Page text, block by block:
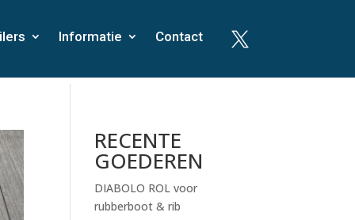
Informatie Contact 
RECENTE
GOEDEREN
DIABOLO ROL voor
rubberboot & rib